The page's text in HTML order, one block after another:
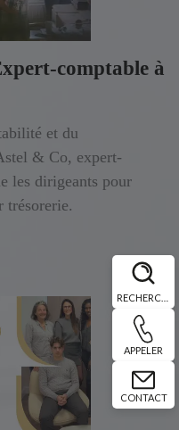
APPELER
CONTACT
comptable à
et du
& Co, expert-
les dirigeants pour
trésorerie.